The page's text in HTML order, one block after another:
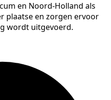
en Noord-Holland als
plaatse en zorgen ervoor
wordt uitgevoerd.